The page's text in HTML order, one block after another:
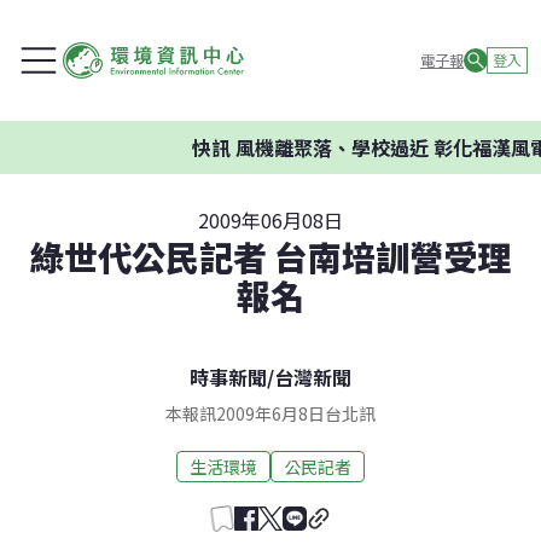
電子報 登入
快訊風機離聚落、學校過近 彰化福漢風電
2009年06月08日
綠世代公民記者 台南培訓營受理
報名
時事新聞/台灣新聞
本報訊2009年6月8日台北訊
生活環境 公民記者